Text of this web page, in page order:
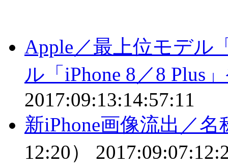
Apple／最上位モデル
ル「iPhone 8／8 Plus
2017:09:13:14:57:11
新iPhone画像流出／
12:20）